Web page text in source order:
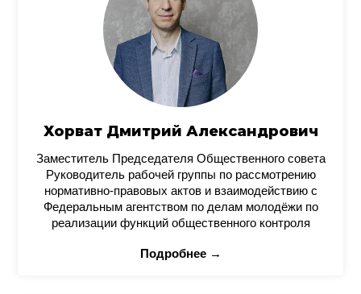
Хорват Дмитрий Александрович
Заместитель Председателя Общественного совета
Руководитель рабочей группы по рассмотрению
нормативно-правовых актов и взаимодействию с
Федеральным агентством по делам молодёжи по
реализации функций общественного контроля
Подробнее →